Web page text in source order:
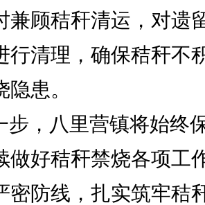
兼顾秸秆清运，对遗
行清理，确保秸秆不
患。
步，八里营镇将始终
做好秸秆禁烧各项工
密防线，扎实筑牢秸